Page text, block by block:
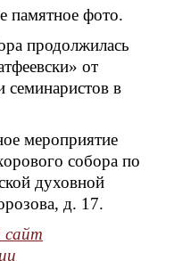
памятное фото.
продолжилась
от
семинаристов в
мероприятие
собора по
духовной
д. 17.
сайт